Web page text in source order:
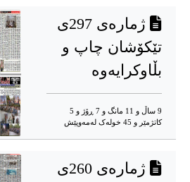
ژمارەی 297ی
تێکۆشان چاپ و
بڵاوکرایەوە
9 ساڵ و 11 مانگ و 7 ڕۆژ و 5
کاتژمێر و 45 خوله‌ک له‌مه‌وپێش‌
ژمارەی 260ی